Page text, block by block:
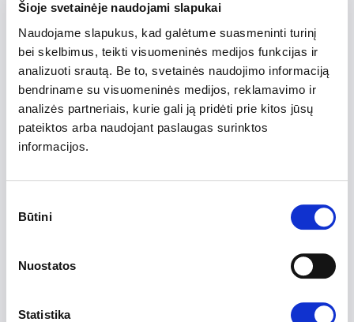
Šioje svetainėje naudojami slapukai
Naudojame slapukus, kad galėtume suasmeninti turinį
bei skelbimus, teikti visuomeninės medijos funkcijas ir
analizuoti srautą. Be to, svetainės naudojimo informaciją
bendriname su visuomeninės medijos, reklamavimo ir
analizės partneriais, kurie gali ją pridėti prie kitos jūsų
pateiktos arba naudojant paslaugas surinktos
informacijos.
pasirinkimas
Būtini
Nuostatos
Statistika
Planas T10
8.49
2.49
EUR/mėn.
10 GB talpos planas